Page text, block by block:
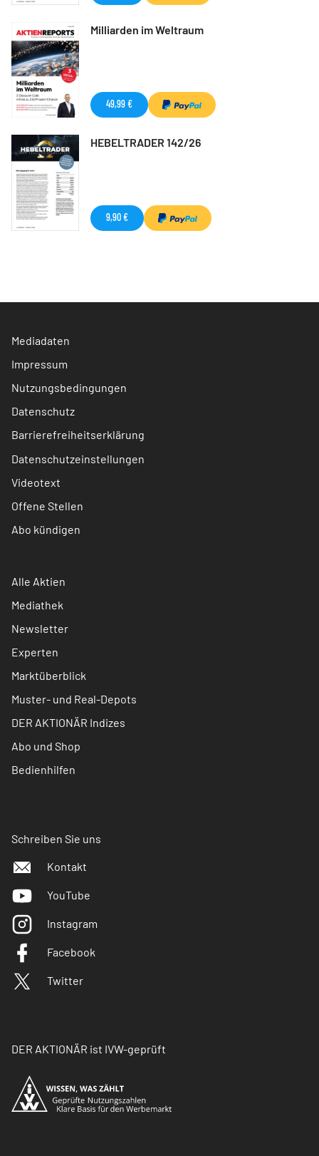
Milliarden im Weltraum
49,99 €
HEBELTRADER 142/26
9,90 €
Mediadaten
Impressum
Nutzungsbedingungen
Datenschutz
Barrierefreiheitserklärung
Datenschutzeinstellungen
Videotext
Offene Stellen
Abo kündigen
Alle Aktien
Mediathek
Newsletter
Experten
Marktüberblick
Muster- und Real-Depots
DER AKTIONÄR Indizes
Abo und Shop
Bedienhilfen
Schreiben Sie uns
Kontakt
YouTube
Instagram
Facebook
Twitter
DER AKTIONÄR ist IVW-geprüft